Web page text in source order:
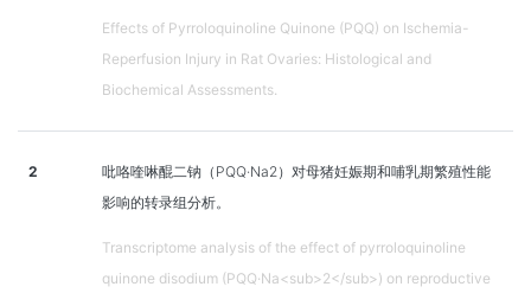
Effects of Pyrroloquinoline Quinone (PQQ) on Ischemia-
Reperfusion Injury in Rat Ovaries: Histological and
Biochemical Assessments.
2
吡咯喹啉醌二钠（PQQ·Na2）对母猪妊娠期和哺乳期繁殖性能
影响的转录组分析。
Transcriptome analysis of the effect of pyrroloquinoline
quinone disodium (PQQ·Na<sub>2</sub>) on reproductive